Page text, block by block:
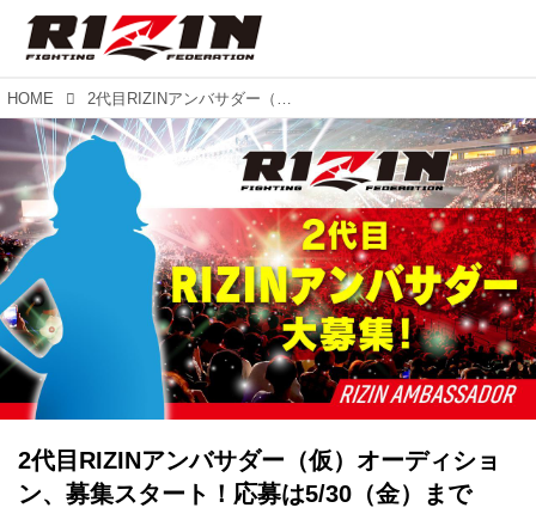
HOME 2代目RIZINアンバサダー（仮）オーディション、募集スタート！応募は5/30（金）まで
2代目RIZINアンバサダー（仮）オーディショ
ン、募集スタート！応募は5/30（金）まで